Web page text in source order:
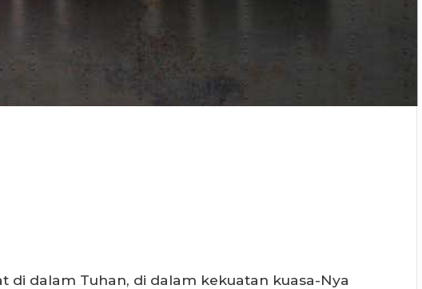
di dalam Tuhan, di dalam kekuatan kuasa-Nya